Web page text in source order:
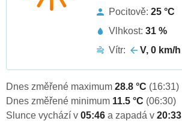
Pocitově: 25 °C
Vlhkost: 31 %
Vítr:
V, 0 km/h
Dnes změřené maximum 28.8 °C (16:31)
Dnes změřené minimum 11.5 °C (06:30)
Slunce vychází v 05:46 a zapadá v 20:33